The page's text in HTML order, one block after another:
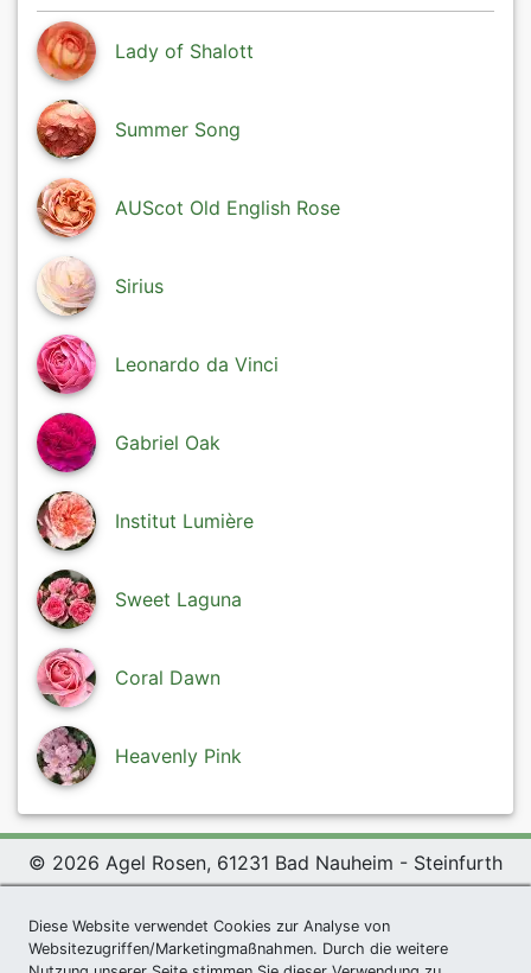
Lady of Shalott
Summer Song
AUScot Old English Rose
Sirius
Leonardo da Vinci
Gabriel Oak
Institut Lumière
Sweet Laguna
Coral Dawn
Heavenly Pink
© 2026 Agel Rosen, 61231 Bad Nauheim - Steinfurth
Conditions|Datenschutzerklärung| Imprint
Sitemap
Diese Website verwendet Cookies zur Analyse von
Websitezugriffen/Marketingmaßnahmen. Durch die weitere